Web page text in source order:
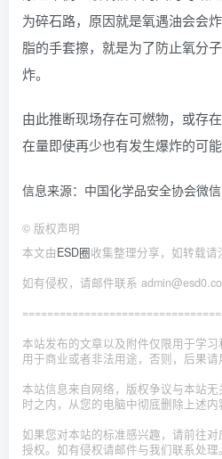
为碎石路，原因就是氧遇油会会
脂的手套擦，就是为了防止氧分
炸。
由此推断现场存在可燃物，或存
在量即使再少也有发生爆炸的可能
信息来源：中国化学品安全协会微
© 版权声明
本文由ESD圈收集整理分享，如转载请
如有侵权，请邮件联系
本站发布的文章以及附件仅限用于学
用于商业或者非法用途，否则，后果请
本站信息来自网络，版权争议与本站
时之内，从您的电脑中彻底删除上述内
如果您对本站的标准感兴趣，请前往
授权。如有侵权请邮件与我们联系处理。